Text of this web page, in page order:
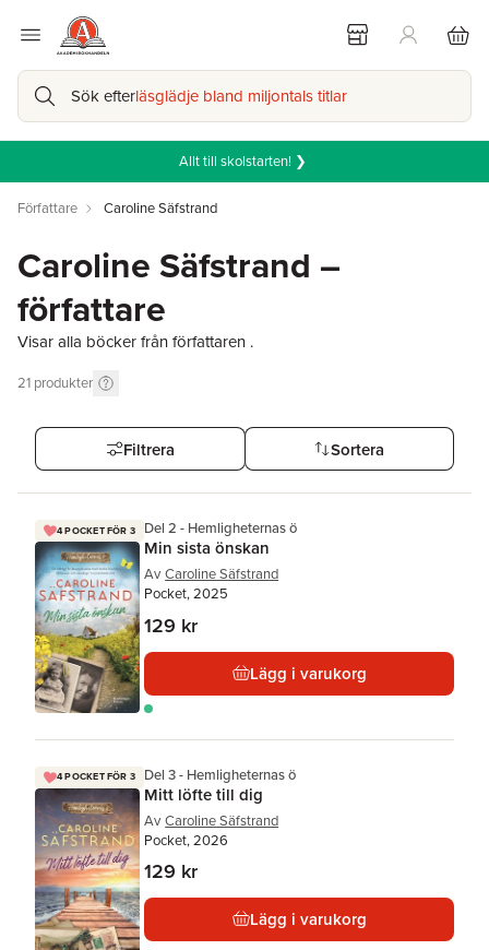
Sök efterläsglädje bland miljontals titlar
Allt till skolstarten! ❯
Författare Caroline Säfstrand
Caroline Säfstrand –
författare
Visar alla böcker från författaren .
21 produkter
Filtrera Sortera
4 POCKET FÖR 3 Del 2 - Hemligheternas ö
Min sista önskan
Av Caroline Säfstrand
Pocket, 2025
129 kr
Lägg i varukorg
4 POCKET FÖR 3 Del 3 - Hemligheternas ö
Mitt löfte till dig
Av Caroline Säfstrand
Pocket, 2026
129 kr
Lägg i varukorg